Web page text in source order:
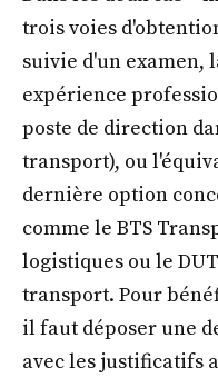
trois voies
suivie d'un examen,
expérience
poste de direction
transport), ou
dernière option
comme le BTS
logistiques ou le
transport. Pour
il faut déposer une
avec les justificatifs